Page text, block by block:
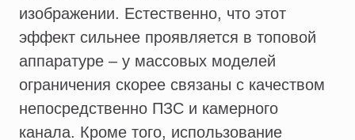
изображении. Естественно, что этот
эффект сильнее проявляется в топовой
аппаратуре – у массовых моделей
ограничения скорее связаны с качеством
непосредственно ПЗС и камерного
канала. Кроме того, использование